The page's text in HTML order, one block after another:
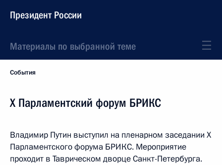
Президент России
Материалы по выбранной теме
События
X Парламентский форум БРИКС
Владимир Путин выступил на пленарном заседании Х
Парламентского форума БРИКС. Мероприятие
проходит в Таврическом дворце Санкт-Петербурга.